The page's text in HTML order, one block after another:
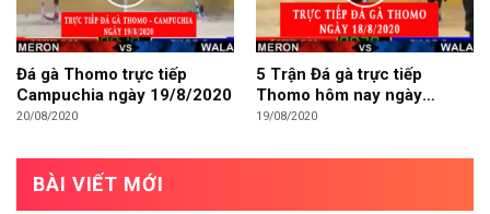
Đá gà Thomo trực tiếp
Campuchia ngày 19/8/2020
20/08/2020
5 Trận Đá gà trực tiếp
Thomo hôm nay ngày
18/8/2020
19/08/2020
BÀI VIẾT MỚI